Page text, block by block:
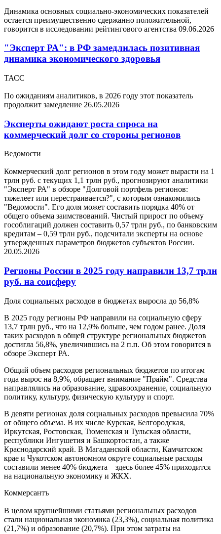
Динамика основных социально-экономических показателей
остается преимущественно сдержанно положительной,
говорится в исследовании рейтингового агентства 09.06.2026
"Эксперт РА": в РФ замедлилась позитивная
динамика экономического здоровья
ТАСС
По ожиданиям аналитиков, в 2026 году этот показатель
продолжит замедление 26.05.2026
Эксперты ожидают роста спроса на
коммерческий долг со стороны регионов
Ведомости
Коммерческий долг регионов в этом году может вырасти на 1
трлн руб. с текущих 1,1 трлн руб., прогнозируют аналитики
"Эксперт РА" в обзоре "Долговой портфель регионов:
тяжелеет или перестраивается?", с которым ознакомились
"Ведомости". Его доля может составить порядка 40% от
общего объема заимствований. Чистый прирост по объему
гособлигаций должен составить 0,57 трлн руб., по банковским
кредитам – 0,59 трлн руб., подсчитали эксперты на основе
утвержденных параметров бюджетов субъектов России.
20.05.2026
Регионы России в 2025 году направили 13,7 трлн
руб. на соцсферу
Доля социальных расходов в бюджетах выросла до 56,8%
В 2025 году регионы РФ направили на социальную сферу
13,7 трлн руб., что на 12,9% больше, чем годом ранее. Доля
таких расходов в общей структуре региональных бюджетов
достигла 56,8%, увеличившись на 2 п.п. Об этом говорится в
обзоре Эксперт РА.
Общий объем расходов региональных бюджетов по итогам
года вырос на 8,9%, обращает внимание "Прайм". Средства
направлялись на образование, здравоохранение, социальную
политику, культуру, физическую культуру и спорт.
В девяти регионах доля социальных расходов превысила 70%
от общего объема. В их числе Курская, Белгородская,
Иркутская, Ростовская, Тюменская и Тульская области,
республики Ингушетия и Башкортостан, а также
Краснодарский край. В Магаданской области, Камчатском
крае и Чукотском автономном округе социальные расходы
составили менее 40% бюджета – здесь более 45% приходится
на национальную экономику и ЖКХ.
Коммерсантъ
В целом крупнейшими статьями региональных расходов
стали национальная экономика (23,3%), социальная политика
(21,7%) и образование (20,7%). При этом затраты на